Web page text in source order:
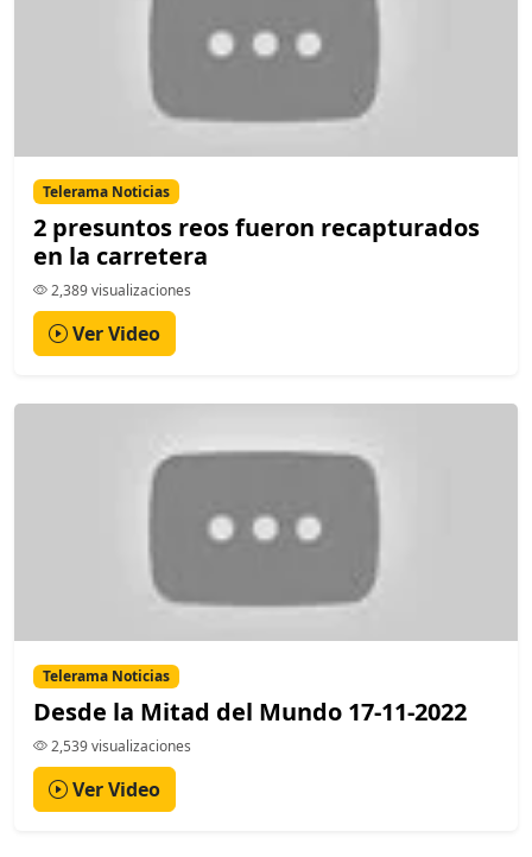
Telerama Noticias
2 presuntos reos fueron recapturados
en la carretera
2,389 visualizaciones
Ver Video
Telerama Noticias
Desde la Mitad del Mundo 17-11-2022
2,539 visualizaciones
Ver Video